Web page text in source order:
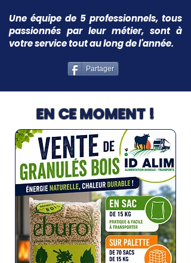
Une équipe de 5 professionnels, tous
passionnés par leur métier, sont à
votre service tout au long de l'année.
Partager
EN CE MOMENT !